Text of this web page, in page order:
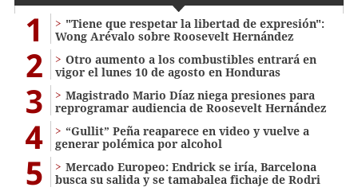
1
"Tiene que respetar la libertad de expresión":
Wong Arévalo sobre Roosevelt Hernández
2
Otro aumento a los combustibles entrará en
vigor el lunes 10 de agosto en Honduras
3
Magistrado Mario Díaz niega presiones para
reprogramar audiencia de Roosevelt Hernández
4
“Gullit” Peña reaparece en video y vuelve a
generar polémica por alcohol
5
Mercado Europeo: Endrick se iría, Barcelona
busca su salida y se tamabalea fichaje de Rodri